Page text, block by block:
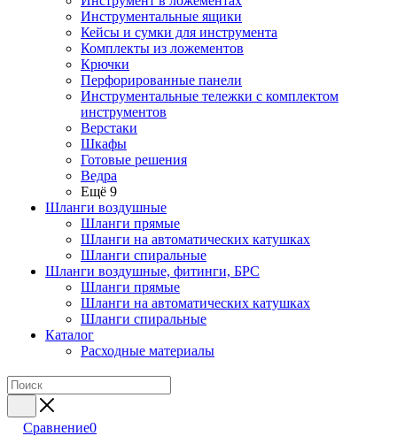
Инструментальные ящики
Кейсы и сумки для инструмента
Комплекты из ложементов
Крючки
Перфорированные панели
Инструментальные тележки с комплектом
инструментов
Верстаки
Шкафы
Готовые решения
Ведра
Ещё 9
Шланги воздушные
Шланги прямые
Шланги на автоматических катушках
Шланги спиральные
Шланги воздушные, фитинги, БРС
Шланги прямые
Шланги на автоматических катушках
Шланги спиральные
Каталог
Расходные материалы
Сравнение0